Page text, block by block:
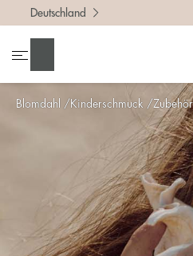
Blomdahl Kinderschmuck Zubehör
Deutschland